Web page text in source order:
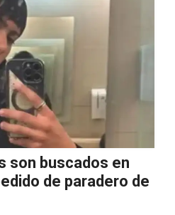
son buscados en
de paradero de